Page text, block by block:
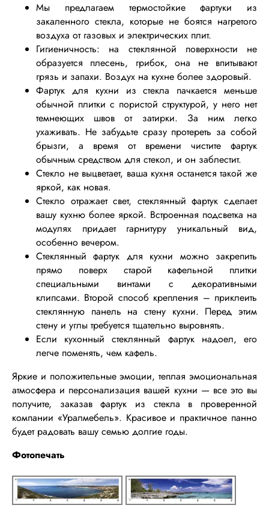
Мы предлагаем термостойкие фартуки из
закаленного стекла, которые не боятся нагретого
воздуха от газовых и электрических плит.
Гигиеничность: на стеклянной поверхности не
образуется плесень, грибок, она не впитывают
грязь и запахи. Воздух на кухне более здоровый.
Фартук для кухни из стекла пачкается меньше
обычной плитки с пористой структурой, у него нет
темнеющих швов от затирки. За ним легко
ухаживать. Не забудьте сразу протереть за собой
брызги, а время от времени чистите фартук
обычным средством для стекол, и он заблестит.
Стекло не выцветает, ваша кухня останется такой же
яркой, как новая.
Стекло отражает свет, стеклянный фартук сделает
вашу кухню более яркой. Встроенная подсветка на
модулях придает гарнитуру уникальный вид,
особенно вечером.
Стеклянный фартук для кухни можно закрепить
прямо поверх старой кафельной плитки
специальными винтами с декоративными
клипсами. Второй способ крепления – приклеить
стеклянную панель на стену кухни. Перед этим
стену и углы требуется тщательно выровнять.
Если кухонный стеклянный фартук надоел, его
легче поменять, чем кафель.
Яркие и положительные эмоции, теплая эмоциональная
атмосфера и персонализация вашей кухни — все это вы
получите, заказав фартук из стекла в проверенной
компании «Уралмебель». Красивое и практичное панно
будет радовать вашу семью долгие годы.
Фотопечать